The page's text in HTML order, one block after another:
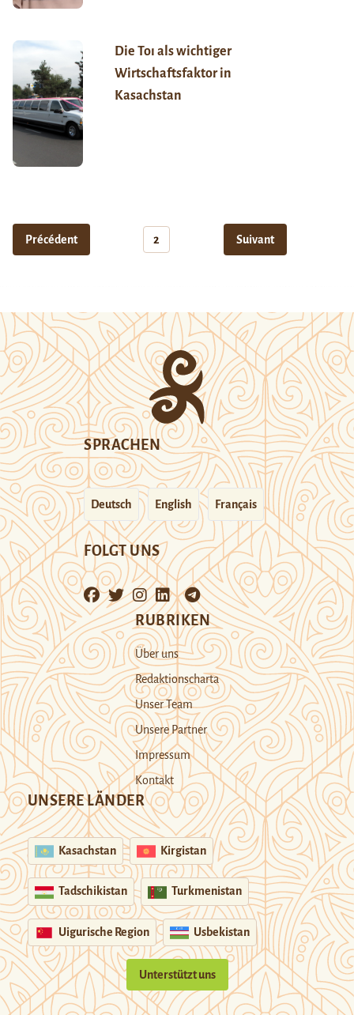
Die Toı als wichtiger
Wirtschaftsfaktor in
Kasachstan
Précédent 2 Suivant
SPRACHEN
Deutsch English Français
FOLGT UNS
RUBRIKEN
Über uns
Redaktionscharta
Unser Team
Unsere Partner
Impressum
Kontakt
UNSERE LÄNDER
Kasachstan Kirgistan
Tadschikistan Turkmenistan
Uigurische Region Usbekistan
Unterstützt uns